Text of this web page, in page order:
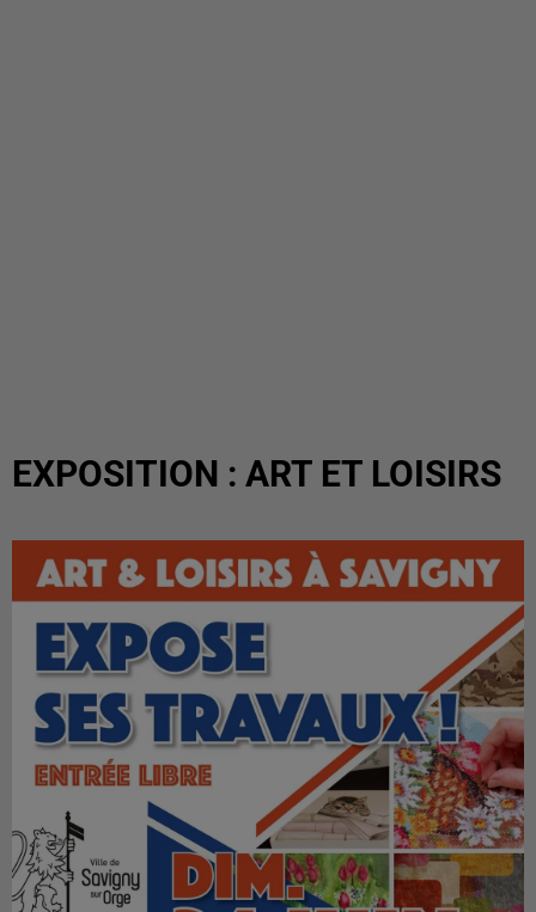
EXPOSITION : ART ET LOISIRS